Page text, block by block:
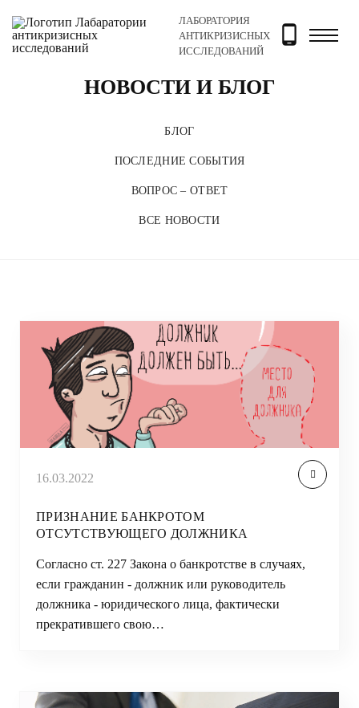
ЛАБОРАТОРИЯ
АНТИКРИЗИСНЫХ
ИССЛЕДОВАНИЙ
Главная Новости и блог
НОВОСТИ И БЛОГ
БЛОГ
ПОСЛЕДНИЕ СОБЫТИЯ
ВОПРОС – ОТВЕТ
ВСЕ НОВОСТИ
16.03.2022
ПРИЗНАНИЕ БАНКРОТОМ
ОТСУТСТВУЮЩЕГО ДОЛЖНИКА
Согласно ст. 227 Закона о банкротстве в случаях,
если гражданин - должник или руководитель
должника - юридического лица, фактически
прекратившего свою…